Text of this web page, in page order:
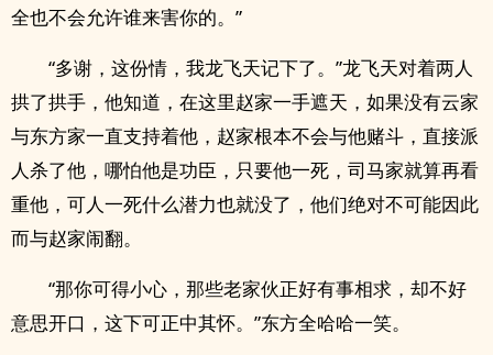
全也不会允许谁来害你的。”
“多谢，这份情，我龙飞天记下了。”龙飞天对着两人
拱了拱手，他知道，在这里赵家一手遮天，如果没有云家
与东方家一直支持着他，赵家根本不会与他赌斗，直接派
人杀了他，哪怕他是功臣，只要他一死，司马家就算再看
重他，可人一死什么潜力也就没了，他们绝对不可能因此
而与赵家闹翻。
“那你可得小心，那些老家伙正好有事相求，却不好
意思开口，这下可正中其怀。”东方全哈哈一笑。